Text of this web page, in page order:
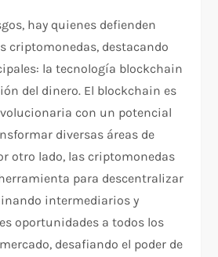
hay quienes defienden
criptomonedas, destacando
la tecnología blockchain
del dinero. El blockchain es
con un potencial
diversas áreas de
otro lado, las criptomonedas
para descentralizar
intermediarios y
oportunidades a todos los
desafiando el poder de